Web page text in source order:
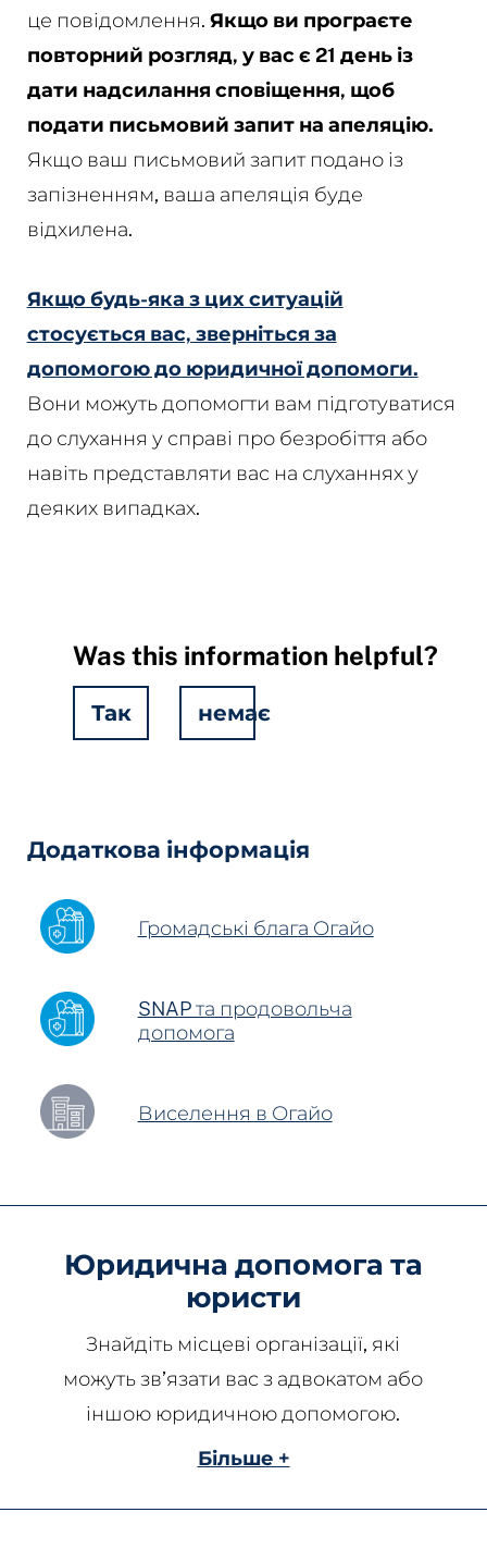
це повідомлення. Якщо ви програєте
повторний розгляд, у вас є 21 день із
дати надсилання сповіщення, щоб
подати письмовий запит на апеляцію.
Якщо ваш письмовий запит подано із
запізненням, ваша апеляція буде
відхилена.
Якщо будь-яка з цих ситуацій
стосується вас, зверніться за
допомогою до юридичної допомоги.
Вони можуть допомогти вам підготуватися
до слухання у справі про безробіття або
навіть представляти вас на слуханнях у
деяких випадках.
Was this information helpful?
Так немає
Додаткова інформація
Громадські блага Огайо
SNAP та продовольча
допомога
Виселення в Огайо
Юридична допомога та
юристи
Знайдіть місцеві організації, які
можуть зв’язати вас з адвокатом або
іншою юридичною допомогою.
Більше +